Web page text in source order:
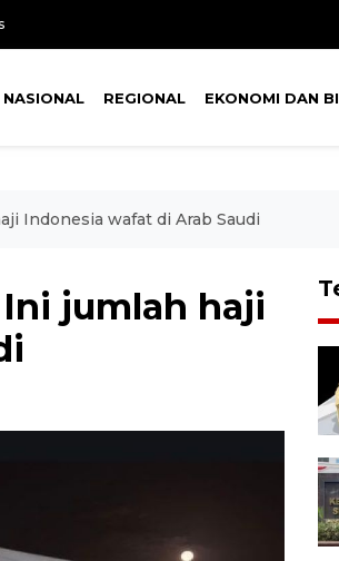
NASIONAL REGIONAL EKONOMI DAN
Indonesia wafat di Arab Saudi
jumlah haji